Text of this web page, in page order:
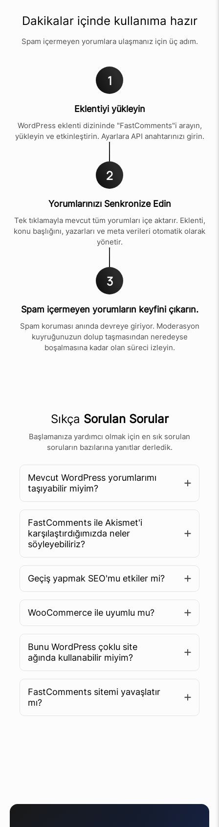
Dakikalar içinde kullanıma hazır
Spam içermeyen yorumlara ulaşmanız için üç adım.
1
Eklentiyi yükleyin
WordPress eklenti dizininde "FastComments"i arayın,
yükleyin ve etkinleştirin. Ayarlara API anahtarınızı girin.
2
Yorumlarınızı Senkronize Edin
Tek tıklamayla mevcut tüm yorumları içe aktarır. Eklenti,
konu başlığını, yazarları ve meta verileri otomatik olarak
yönetir.
3
Spam içermeyen yorumların keyfini çıkarın.
Spam koruması anında devreye giriyor. Moderasyon
kuyruğunuzun dolup taşmasından neredeyse
boşalmasına kadar olan süreci izleyin.
Sıkça Sorulan Sorular
Başlamanıza yardımcı olmak için en sık sorulan
soruların bazılarına yanıtlar derledik.
Mevcut WordPress yorumlarımı
taşıyabilir miyim?
FastComments ile Akismet'i
karşılaştırdığımızda neler
söyleyebiliriz?
Geçiş yapmak SEO'mu etkiler mi?
WooCommerce ile uyumlu mu?
Bunu WordPress çoklu site
ağında kullanabilir miyim?
FastComments sitemi yavaşlatır
mı?